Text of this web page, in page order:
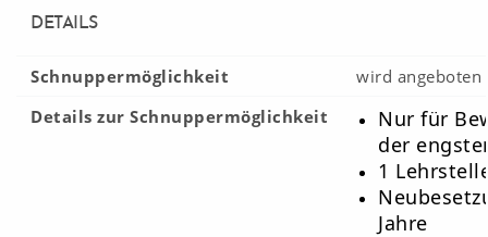
DETAILS
Schnuppermöglichkeit
wird angeboten
Details zur Schnuppermöglichkeit
Nur für
der
1
Jahre